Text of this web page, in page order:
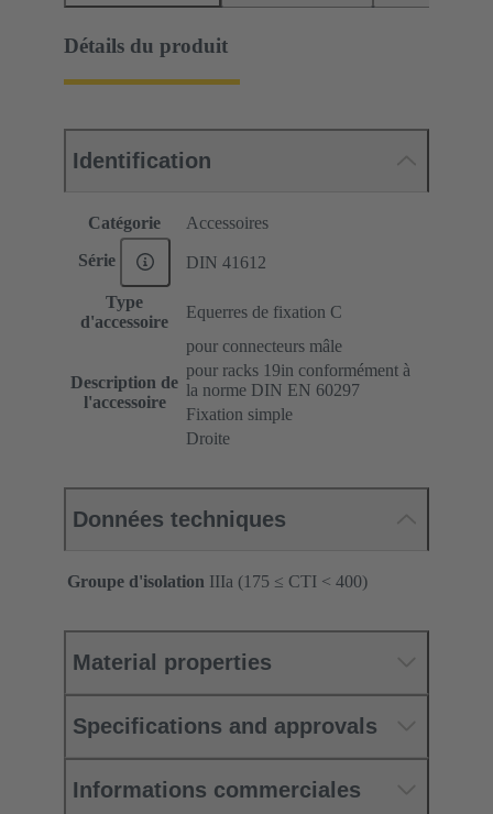
Détails du produit
Identification
Catégorie Accessoires
Série DIN 41612
Type
d'accessoire
Equerres de fixation C
Description de
l'accessoire
pour connecteurs mâle
pour racks 19in conformément à
la norme DIN EN 60297
Fixation simple
Droite
Données techniques
Groupe d'isolation IIIa (175 ≤ CTI < 400)
Material properties
Specifications and approvals
Informations commerciales